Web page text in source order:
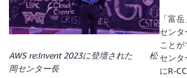
AWS re:Invent 2023に登壇された 松
岡センター長
「富
センタ
ことが
センタ
にR-